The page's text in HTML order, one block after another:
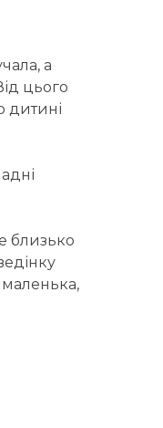
а
цього
дитині
близько